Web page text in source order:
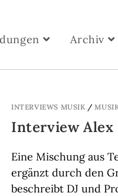
Archiv
INTERVIEWS MUSIK/
Interview Alex
Eine Mischung aus
ergänzt durch den
beschreibt DJ und